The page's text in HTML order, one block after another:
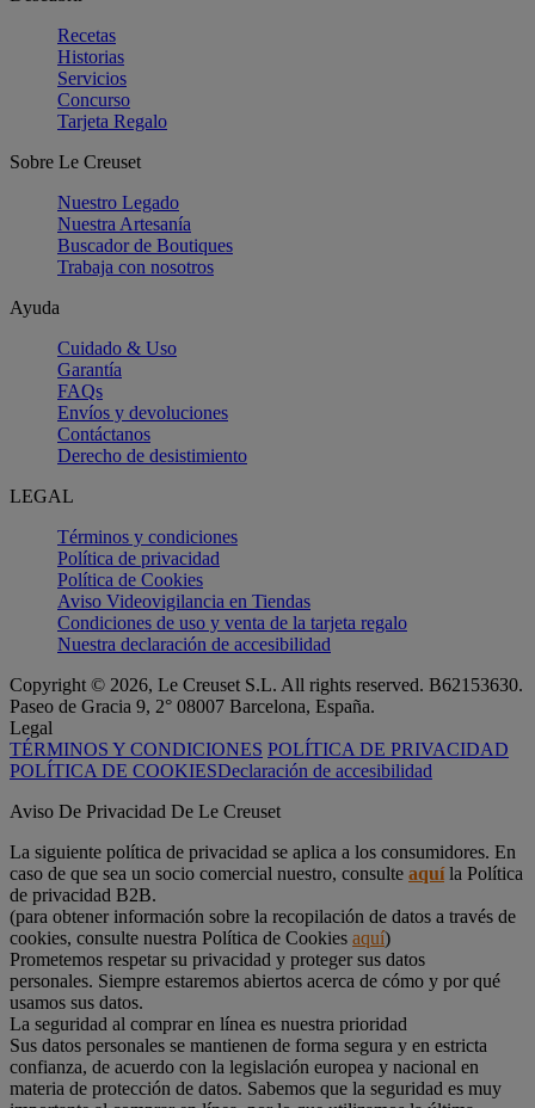
Recetas
Historias
Servicios
Concurso
Tarjeta Regalo
Sobre Le Creuset
Nuestro Legado
Nuestra Artesanía
Buscador de Boutiques
Trabaja con nosotros
Ayuda
Cuidado & Uso
Garantía
FAQs
Envíos y devoluciones
Contáctanos
Derecho de desistimiento
LEGAL
Términos y condiciones
Política de privacidad
Política de Cookies
Aviso Videovigilancia en Tiendas
Condiciones de uso y venta de la tarjeta regalo
Nuestra declaración de accesibilidad
Copyright © 2026, Le Creuset S.L. All rights reserved. B62153630.
Paseo de Gracia 9, 2° 08007 Barcelona, España.
Legal
TÉRMINOS Y CONDICIONES POLÍTICA DE PRIVACIDAD
POLÍTICA DE COOKIESDeclaración de accesibilidad
Aviso De Privacidad De Le Creuset
La siguiente política de privacidad se aplica a los consumidores. En
caso de que sea un socio comercial nuestro, consulte aquíla Política
de privacidad B2B.
(para obtener información sobre la recopilación de datos a través de
cookies, consulte nuestra Política de Cookies aquí)
Prometemos respetar su privacidad y proteger sus datos
personales. Siempre estaremos abiertos acerca de cómo y por qué
usamos sus datos.
La seguridad al comprar en línea es nuestra prioridad
Sus datos personales se mantienen de forma segura y en estricta
confianza, de acuerdo con la legislación europea y nacional en
materia de protección de datos. Sabemos que la seguridad es muy